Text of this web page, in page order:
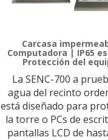
Carcasa
Computadora | IP65
Protección del
La SENC-700 a
agua del recinto
está diseñado para
la torre o PCs de
pantallas LCD de